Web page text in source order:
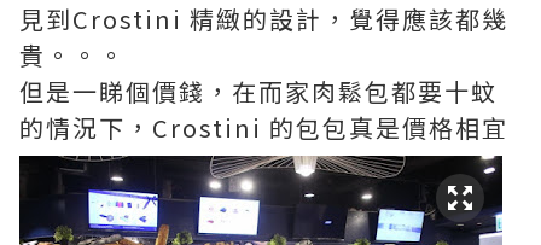
見到Crostini 精緻的設計，覺得應該都幾
貴。。。
但是一睇個價錢，在而家肉鬆包都要十蚊
的情況下，Crostini 的包包真是價格相宜